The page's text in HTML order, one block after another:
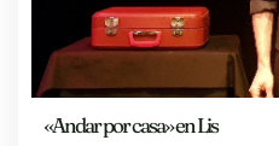
«Andar por casa» en Lis